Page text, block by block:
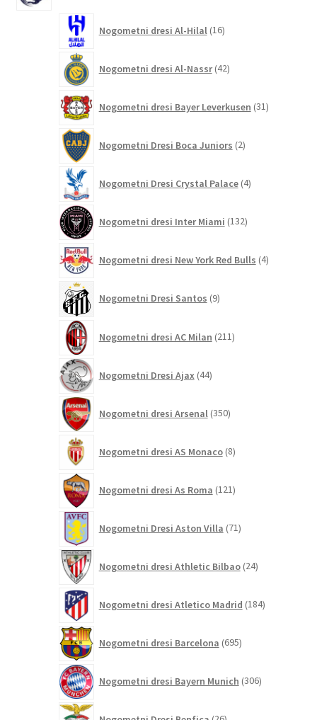
Nogometni dresi Al-Hilal 16izdelkov
Nogometni dresi Al-Nassr 42izdelkov
Nogometni dresi Bayer Leverkusen 31izdelkov
Nogometni Dresi Boca Juniors 2izdelka
Nogometni Dresi Crystal Palace 4izdelki
Nogometni dresi Inter Miami 132izdelkov
Nogometni dresi New York Red Bulls 4izdelki
Nogometni Dresi Santos 9izdelkov
Nogometni dresi AC Milan 211izdelkov
Nogometni Dresi Ajax 44izdelkov
Nogometni dresi Arsenal 350izdelkov
Nogometni dresi AS Monaco 8izdelkov
Nogometni dresi As Roma 121izdelkov
Nogometni Dresi Aston Villa 71izdelkov
Nogometni dresi Athletic Bilbao 24izdelkov
Nogometni dresi Atletico Madrid 184izdelkov
Nogometni dresi Barcelona 695izdelkov
Nogometni dresi Bayern Munich 306izdelkov